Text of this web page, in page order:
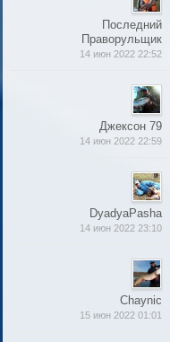
Последний
Праворульщик
14 июн 2022 22:52
Джексон 79
14 июн 2022 22:59
DyadyaPasha
14 июн 2022 23:10
Chaynic
15 июн 2022 01:01